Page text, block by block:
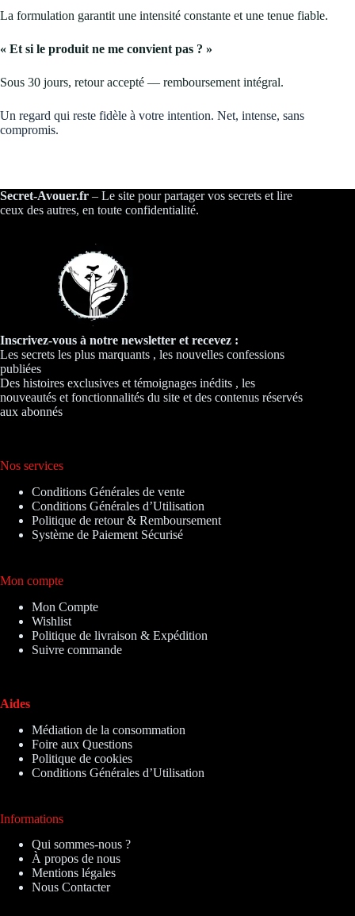
La formulation garantit une intensité constante et une tenue fiable.
« Et si le produit ne me convient pas ? »
Sous 30 jours, retour accepté — remboursement intégral.
Un regard qui reste fidèle à votre intention. Net, intense, sans
compromis.
Secret-Avouer.fr – Le site pour partager vos secrets et lire
ceux des autres, en toute confidentialité.
Inscrivez-vous à notre newsletter et recevez :
Les secrets les plus marquants , les nouvelles confessions
publiées
Des histoires exclusives et témoignages inédits , les
nouveautés et fonctionnalités du site et des contenus réservés
aux abonnés
Nos services
Conditions Générales de vente
Conditions Générales d’Utilisation
Politique de retour & Remboursement
Système de Paiement Sécurisé
Mon compte
Mon Compte
Wishlist
Politique de livraison & Expédition
Suivre commande
Aides
Médiation de la consommation
Foire aux Questions
Politique de cookies
Conditions Générales d’Utilisation
Informations
Qui sommes-nous ?
À propos de nous
Mentions légales
Nous Contacter